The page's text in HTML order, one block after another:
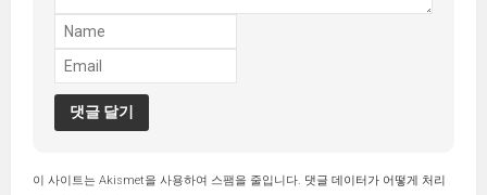
이 사이트는 Akismet을 사용하여 스팸을 줄입니다. 댓글 데이터가 어떻게 처리